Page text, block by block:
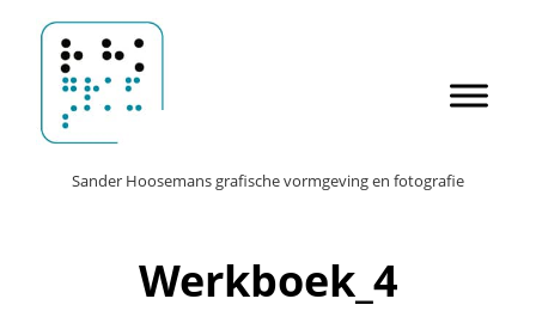
naar
de
hoofd
inhoud
Sander Hoosemans
HeaderSander Hoosemans grafische vormgeving en fotografie
Werkboek_4